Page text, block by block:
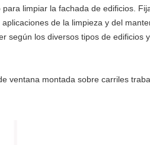
limpiar la fachada de edificios.
de la limpieza y del
según los diversos tipos de edificios
ventana montada sobre carriles